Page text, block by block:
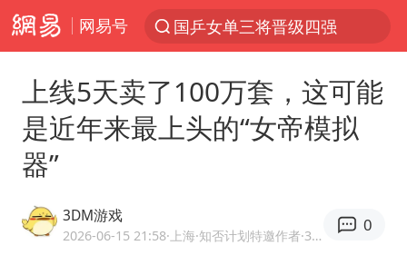
网易号
国乒女单三将晋级四强
微信又有新功能，你可以“撤回”你的撤回了！
情侣在平潭拍日出时坠崖致一死一伤
上线5天卖了100万套，这可能
是近年来最上头的“女帝模拟
器”
3DM游戏
2026-06-15 21:58·上海 ·知否计划特邀作者·3DMGAME官方网易号
0